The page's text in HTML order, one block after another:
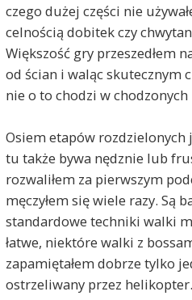
czego dużej części nie
celnością dobitek czy
Większość gry przeszedłem
od ścian i waląc skutecznym
nie o to chodzi w
Osiem etapów rozdzielonych
tu także bywa nędznie lub
rozwaliłem za pierwszym
męczyłem się wiele razy. Są
standardowe techniki walki
łatwe, niektóre walki z
zapamiętałem dobrze tylko
ostrzeliwany przez